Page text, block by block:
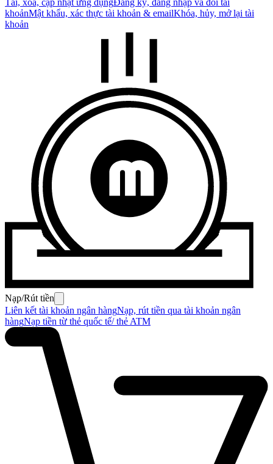
khoảnMật khẩu, xác thực tài khoản & emailKhóa, hủy, mở lại tài
khoản
Nạp/Rút tiền
Liên kết tài khoản ngân hàngNạp, rút tiền qua tài khoản ngân
hàngNạp tiền từ thẻ quốc tế/ thẻ ATM